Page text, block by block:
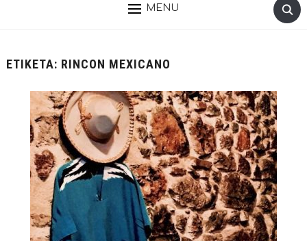
MENU
ΕΤΙΚΈΤΑ: RINCON MEXICANO